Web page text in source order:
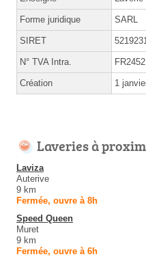
Forme juridique SARL
SIRET
N° TVA Intra.
Création 1
Laveries à
Laviza
Auterive
9 km
Fermée, ouvre à 8h
Speed Queen
Muret
9 km
Fermée, ouvre à 6h